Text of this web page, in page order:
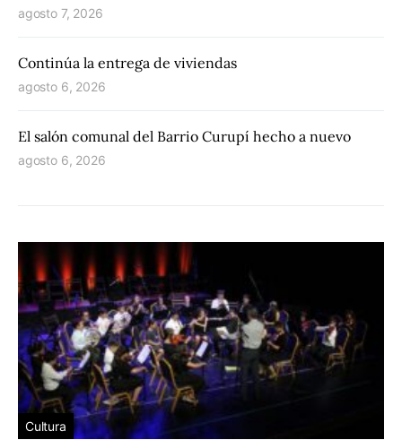
agosto 7, 2026
Continúa la entrega de viviendas
agosto 6, 2026
El salón comunal del Barrio Curupí hecho a nuevo
agosto 6, 2026
Cultura